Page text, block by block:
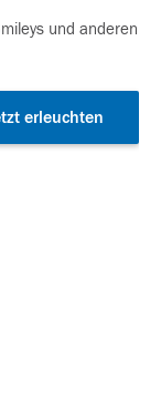
und anderen
erleuchten